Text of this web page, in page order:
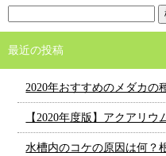
最近の投稿
2020年おすすめのメダカの
【2020年度版】アクアリ
水槽内のコケの原因は何？